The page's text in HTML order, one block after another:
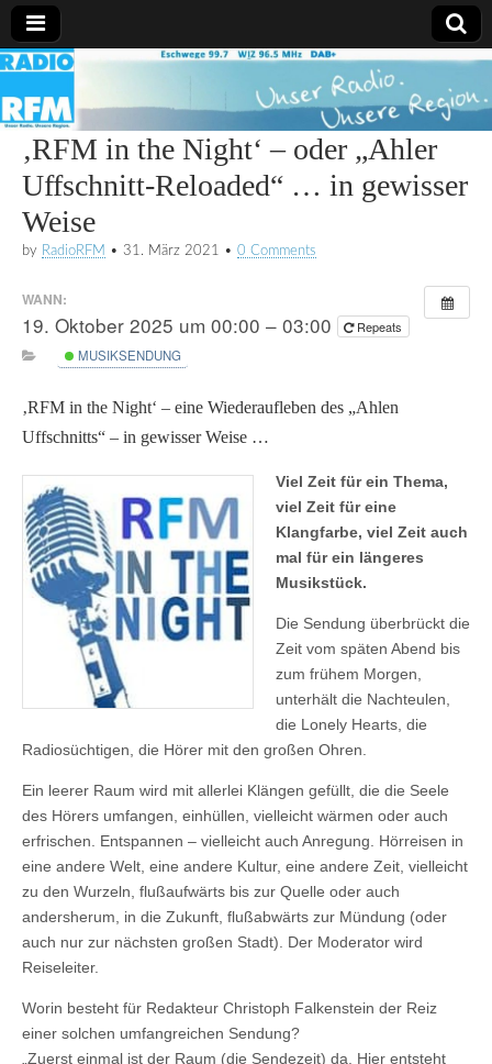
Radio
RFM
‚RFM in the Night‘ – oder „Ahler
Uffschnitt-Reloaded“ … in gewisser
Weise
by RadioRFM • 31. März 2021 • 0 Comments
WANN:
19. Oktober 2025 um 00:00 – 03:00
Repeats
MUSIKSENDUNG
‚RFM in the Night‘ – eine Wiederaufleben des „Ahlen
Uffschnitts“ – in gewisser Weise …
Viel Zeit für ein Thema,
viel Zeit für eine
Klangfarbe, viel Zeit auch
mal für ein längeres
Musikstück.
Die Sendung überbrückt die
Zeit vom späten Abend bis
zum frühem Morgen,
unterhält die Nachteulen,
die Lonely Hearts, die
Radiosüchtigen, die Hörer mit den großen Ohren.
Ein leerer Raum wird mit allerlei Klängen gefüllt, die die Seele
des Hörers umfangen, einhüllen, vielleicht wärmen oder auch
erfrischen. Entspannen – vielleicht auch Anregung. Hörreisen in
eine andere Welt, eine andere Kultur, eine andere Zeit, vielleicht
zu den Wurzeln, flußaufwärts bis zur Quelle oder auch
andersherum, in die Zukunft, flußabwärts zur Mündung (oder
auch nur zur nächsten großen Stadt). Der Moderator wird
Reiseleiter.
Worin besteht für Redakteur Christoph Falkenstein der Reiz
einer solchen umfangreichen Sendung?
„Zuerst einmal ist der Raum (die Sendezeit) da. Hier entsteht